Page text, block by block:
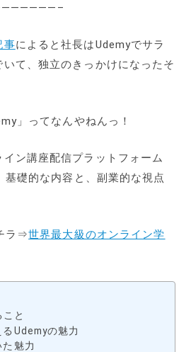
事によると社長はUdemyでサラ
て、独立のきっかけになったそ
」ってなんやねんっ！
ン講座配信プラットフォーム
基礎的な内容と、副業的な視点
ラ⇒世界最大級のオンライン学
と
Udemyの魅力
魅力